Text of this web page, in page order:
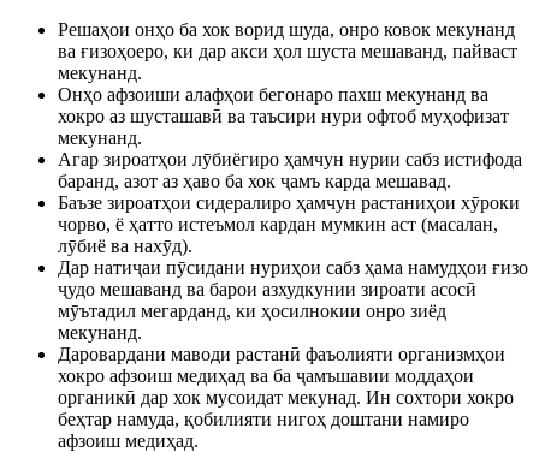
Решаҳои онҳо ба хок ворид шуда, онро ковок мекунанд
ва ғизоҳоеро, ки дар акси ҳол шуста мешаванд, пайваст
мекунанд.
Онҳо афзоиши алафҳои бегонаро пахш мекунанд ва
хокро аз шусташавӣ ва таъсири нури офтоб муҳофизат
мекунанд.
Агар зироатҳои лӯбиёгиро ҳамчун нурии сабз истифода
баранд, азот аз ҳаво ба хок ҷамъ карда мешавад.
Баъзе зироатҳои сидералиро ҳамчун растаниҳои хӯроки
чорво, ё ҳатто истеъмол кардан мумкин аст (масалан,
лӯбиё ва нахӯд).
Дар натиҷаи пӯсидани нуриҳои сабз ҳама намудҳои ғизо
ҷудо мешаванд ва барои азхудкунии зироати асосӣ
мӯътадил мегарданд, ки ҳосилнокии онро зиёд
мекунанд.
Даровардани маводи растанӣ фаъолияти организмҳои
хокро афзоиш медиҳад ва ба ҷамъшавии моддаҳои
органикӣ дар хок мусоидат мекунад. Ин сохтори хокро
беҳтар намуда, қобилияти нигоҳ доштани намиро
афзоиш медиҳад.